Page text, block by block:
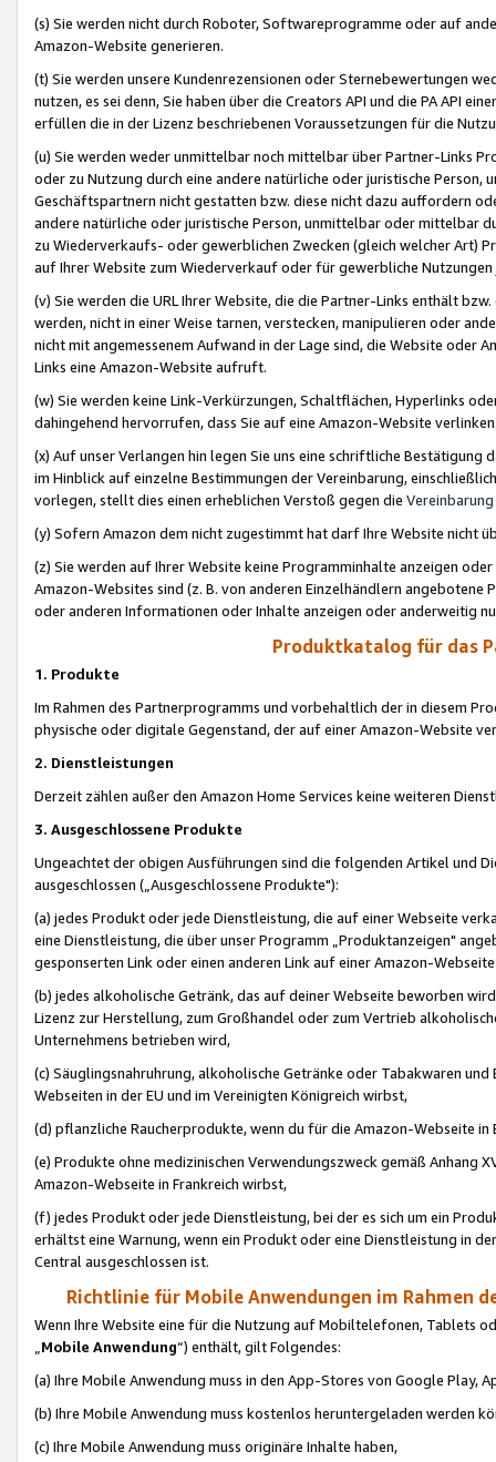
(s) Sie werden nicht durch Roboter, Softwareprogramme oder auf
Amazon-Website generieren.
(t) Sie werden unsere Kundenrezensionen oder Sternebewertungen
nutzen, es sei denn, Sie haben über die Creators API und die PA API
erfüllen die in der Lizenz beschriebenen Voraussetzungen für die
(u) Sie werden weder unmittelbar noch mittelbar über Partner-Links
oder zu Nutzung durch eine andere natürliche oder juristische
Geschäftspartnern nicht gestatten bzw. diese nicht dazu auffordern
andere natürliche oder juristische Person, unmittelbar oder mittelbar
zu Wiederverkaufs- oder gewerblichen Zwecken (gleich welcher Art)
auf Ihrer Website zum Wiederverkauf oder für gewerbliche
(v) Sie werden die URL Ihrer Website, die die Partner-Links enthält
werden, nicht in einer Weise tarnen, verstecken, manipulieren oder
nicht mit angemessenem Aufwand in der Lage sind, die Website oder
Links eine Amazon-Website aufruft.
(w) Sie werden keine Link-Verkürzungen, Schaltflächen, Hyperlinks
dahingehend hervorrufen, dass Sie auf eine Amazon-Website
(x) Auf unser Verlangen hin legen Sie uns eine schriftliche
im Hinblick auf einzelne Bestimmungen der Vereinbarung,
vorlegen, stellt dies einen erheblichen Verstoß gegen die Vereinbarung
(y) Sofern Amazon dem nicht zugestimmt hat darf Ihre Website nicht
(z) Sie werden auf Ihrer Website keine Programminhalte anzeigen
Amazon-Websites sind (z. B. von anderen Einzelhändlern
oder anderen Informationen oder Inhalte anzeigen oder anderweitig
Produktkatalog für das
1. Produkte
Im Rahmen des Partnerprogramms und vorbehaltlich der in diesem
physische oder digitale Gegenstand, der auf einer Amazon-Website
2. Dienstleistungen
Derzeit zählen außer den Amazon Home Services keine weiteren
3. Ausgeschlossene Produkte
Ungeachtet der obigen Ausführungen sind die folgenden Artikel und
ausgeschlossen („Ausgeschlossene Produkte"):
(a) jedes Produkt oder jede Dienstleistung, die auf einer Webseite
eine Dienstleistung, die über unser Programm „Produktanzeigen"
gesponserten Link oder einen anderen Link auf einer Amazon-
(b) jedes alkoholische Getränk, das auf deiner Webseite beworben
Lizenz zur Herstellung, zum Großhandel oder zum Vertrieb
Unternehmens betrieben wird,
(c) Säuglingsnahruhrung, alkoholische Getränke oder Tabakwaren
Webseiten in der EU und im Vereinigten Königreich wirbst,
(d) pflanzliche Raucherprodukte, wenn du für die Amazon-Webseite in
(e) Produkte ohne medizinischen Verwendungszweck gemäß Anhang
Amazon-Webseite in Frankreich wirbst,
(f) jedes Produkt oder jede Dienstleistung, bei der es sich um ein
erhältst eine Warnung, wenn ein Produkt oder eine Dienstleistung in
Central ausgeschlossen ist.
Richtlinie für Mobile Anwendungen im Rahmen
Wenn Ihre Website eine für die Nutzung auf Mobiltelefonen, Tablets
„Mobile Anwendung“) enthält, gilt Folgendes:
(a) Ihre Mobile Anwendung muss in den App-Stores von Google Play,
(b) Ihre Mobile Anwendung muss kostenlos heruntergeladen werden
(c) Ihre Mobile Anwendung muss originäre Inhalte haben,